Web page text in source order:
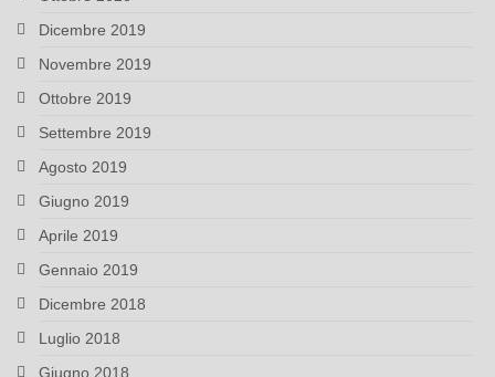
Dicembre 2019
Novembre 2019
Ottobre 2019
Settembre 2019
Agosto 2019
Giugno 2019
Aprile 2019
Gennaio 2019
Dicembre 2018
Luglio 2018
Giugno 2018